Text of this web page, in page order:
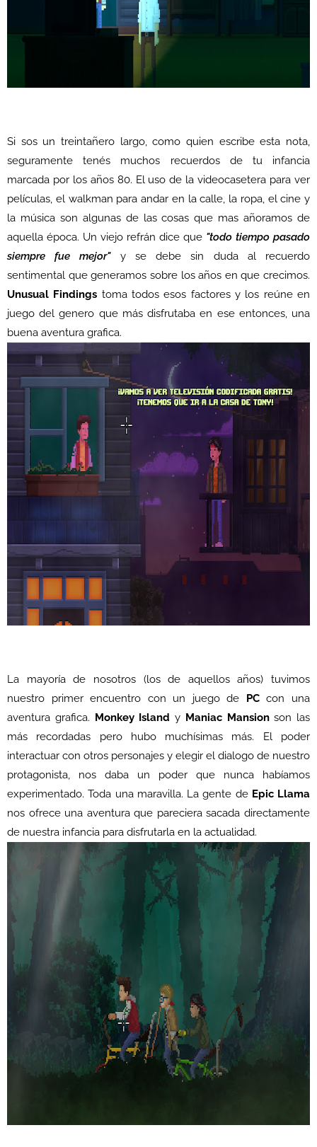
Si sos un treintañero largo, como quien escribe esta nota,
seguramente tenés muchos recuerdos de tu infancia
marcada por los años 80. El uso de la videocasetera para ver
películas, el walkman para andar en la calle, la ropa, el cine y
la música son algunas de las cosas que mas añoramos de
aquella época. Un viejo refrán dice que "todo tiempo pasado
siempre fue mejor"y se debe sin duda al recuerdo
sentimental que generamos sobre los años en que crecimos.
Unusual Findings toma todos esos factores y los reúne en
juego del genero que más disfrutaba en ese entonces, una
buena aventura grafica.
La mayoría de nosotros (los de aquellos años) tuvimos
nuestro primer encuentro con un juego de PCcon una
aventura grafica. Monkey Island y Maniac Mansionson las
más recordadas pero hubo muchísimas más. El poder
interactuar con otros personajes y elegir el dialogo de nuestro
protagonista, nos daba un poder que nunca habíamos
experimentado. Toda una maravilla. La gente de Epic Llama
nos ofrece una aventura que pareciera sacada directamente
de nuestra infancia para disfrutarla en la actualidad.